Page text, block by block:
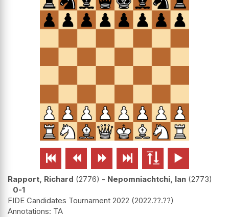
     
Rapport, Richard 2776 - Nepomniachtchi, Ian 2773
0-1
FIDE Candidates Tournament 2022 2022.??.??
TA